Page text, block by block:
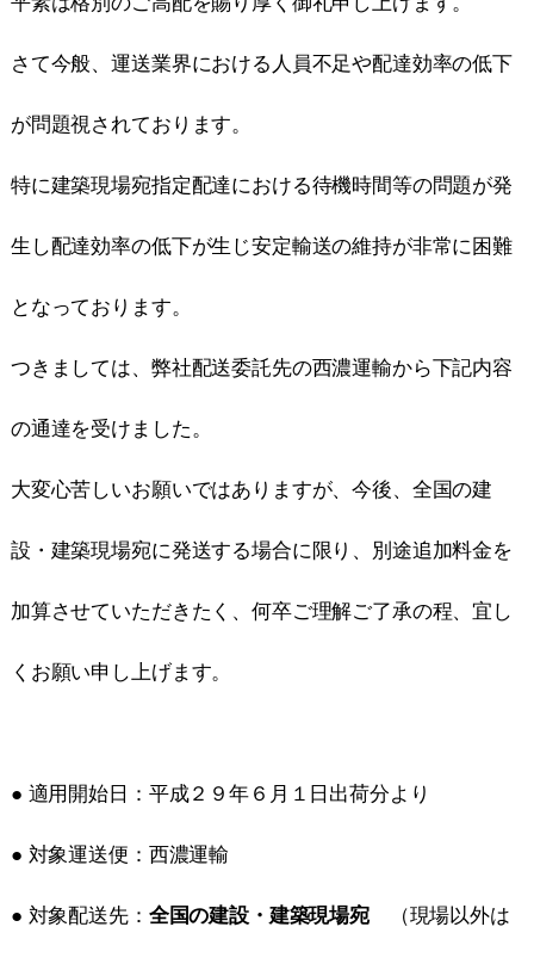
さて今般、運送業界における人員不足や配達効率の低下
が問題視されております。
特に建築現場宛指定配達における待機時間等の問題が発
生し配達効率の低下が生じ安定輸送の維持が非常に困難
となっております。
つきましては、弊社配送委託先の西濃運輸から下記内容
の通達を受けました。
大変心苦しいお願いではありますが、今後、全国の建
設・建築現場宛に発送する場合に限り、別途追加料金を
加算させていただきたく、何卒ご理解ご了承の程、宜し
くお願い申し上げます。
● 適用開始日：平成２９年６月１日出荷分より
● 対象運送便：西濃運輸
● 対象配送先： 全国の建設・建築現場宛（現場以外は